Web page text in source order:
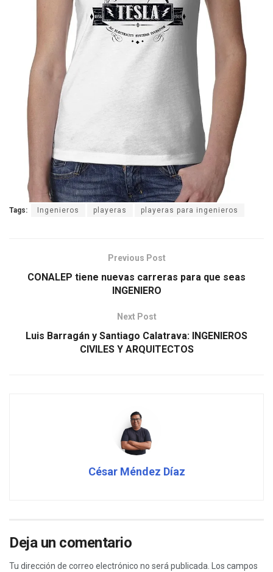
Tags: Ingenieros playeras playeras para ingenieros
Previous Post
CONALEP tiene nuevas carreras para que seas
INGENIERO
Next Post
Luis Barragán y Santiago Calatrava: INGENIEROS
CIVILES Y ARQUITECTOS
César Méndez Díaz
Deja un comentario
Tu dirección de correo electrónico no será publicada.
Los campos